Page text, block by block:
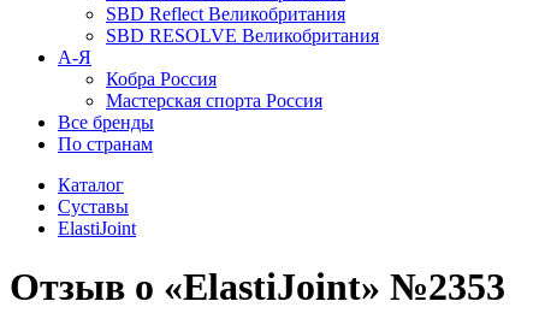
SBD Reflect Великобритания
SBD RESOLVE Великобритания
А-Я
Кобра Россия
Мастерская спорта Россия
Все бренды
По странам
Каталог
Суставы
ElastiJoint
Отзыв о «ElastiJoint» №2353